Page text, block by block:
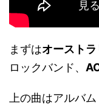
まずはオースト
ロックバンド、
上の曲はアルバム